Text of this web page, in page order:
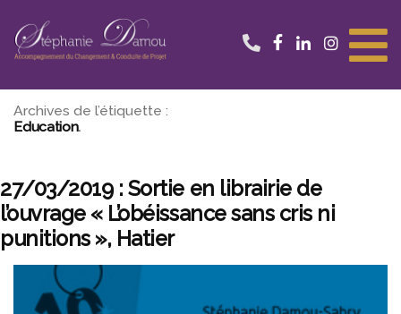
contenu
Archives de l’étiquette :
Education
27/03/2019 : Sortie en librairie de
l’ouvrage « L’obéissance sans cris ni
punitions », Hatier